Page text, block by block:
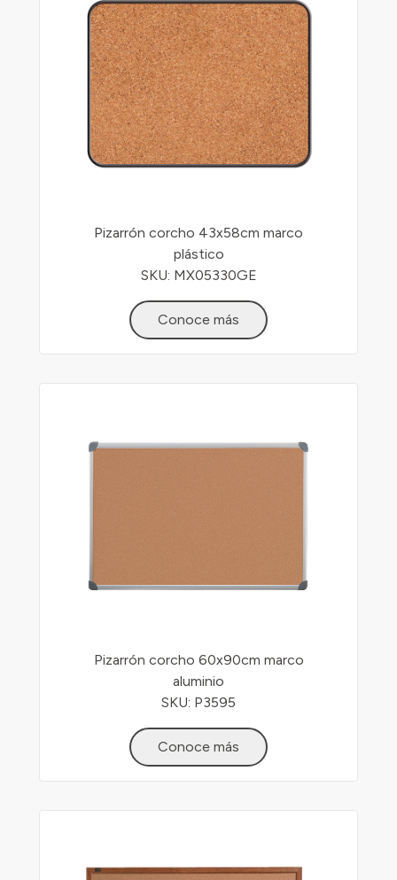
Pizarrón corcho 43x58cm marco
plástico
SKU: MX05330GE
Conoce más
Pizarrón corcho 60x90cm marco
aluminio
SKU: P3595
Conoce más